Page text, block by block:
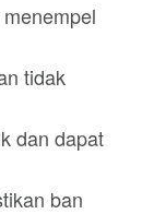
tidak
dan dapat
ban